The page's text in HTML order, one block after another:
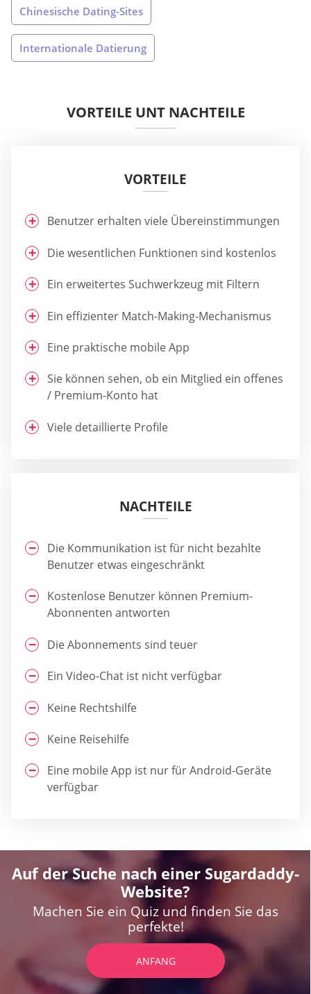
Chinesische Dating-Sites
Internationale Datierung
VORTEILE UNT NACHTEILE
VORTEILE
Benutzer erhalten viele Übereinstimmungen
Die wesentlichen Funktionen sind kostenlos
Ein erweitertes Suchwerkzeug mit Filtern
Ein effizienter Match-Making-Mechanismus
Eine praktische mobile App
Sie können sehen, ob ein Mitglied ein offenes
/ Premium-Konto hat
Viele detaillierte Profile
NACHTEILE
Die Kommunikation ist für nicht bezahlte
Benutzer etwas eingeschränkt
Kostenlose Benutzer können Premium-
Abonnenten antworten
Die Abonnements sind teuer
Ein Video-Chat ist nicht verfügbar
Keine Rechtshilfe
Keine Reisehilfe
Eine mobile App ist nur für Android-Geräte
verfügbar
Auf der Suche nach einer Sugardaddy-
Website?
Machen Sie ein Quiz und finden Sie das
perfekte!
ANFANG